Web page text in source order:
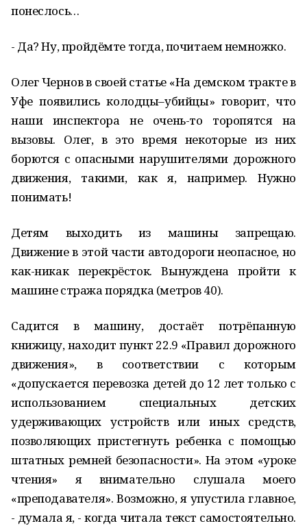
понеслось…
- Да? Ну, пройдёмте тогда, почитаем немножко.
Олег Чернов в своей статье «На демском тракте в
Уфе появились колодцы–убийцы» говорит, что
наши инспектора не очень-то торопятся на
вызовы. Олег, в это время некоторые из них
борются с опасными нарушителями дорожного
движения, такими, как я, например. Нужно
понимать!
Детям выходить из машины запрещаю.
Движение в этой части автодороги неопасное, но
как-никак перекрёсток. Вынуждена пройти к
машине стража порядка (метров 40).
Садится в машину, достаёт потрёпанную
книжицу, находит пункт 22.9 «Правил дорожного
движения», в соответствии с которым
«допускается перевозка детей до 12 лет только с
использованием специальных детских
удерживающих устройств или иных средств,
позволяющих пристегнуть ребенка с помощью
штатных ремней безопасности». На этом «уроке
чтения» я внимательно слушала моего
«преподавателя». Возможно, я упустила главное,
- думала я, - когда читала текст самостоятельно.